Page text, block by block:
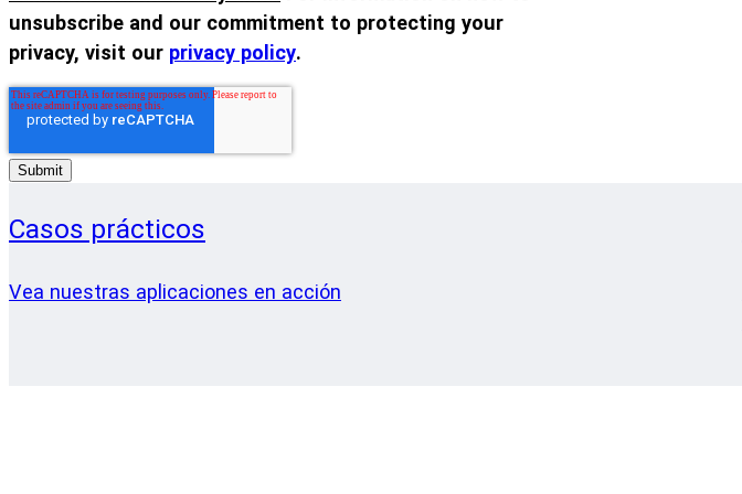
unsubscribe and our commitment to protecting your
privacy, visit our privacy policy.
Casos prácticos
Vea nuestras aplicaciones en acción